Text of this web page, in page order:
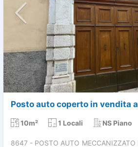
Posto auto coperto in vendita
10m² 1 Locali NS Piano
8647 - POSTO AUTO MECCANIZZATO